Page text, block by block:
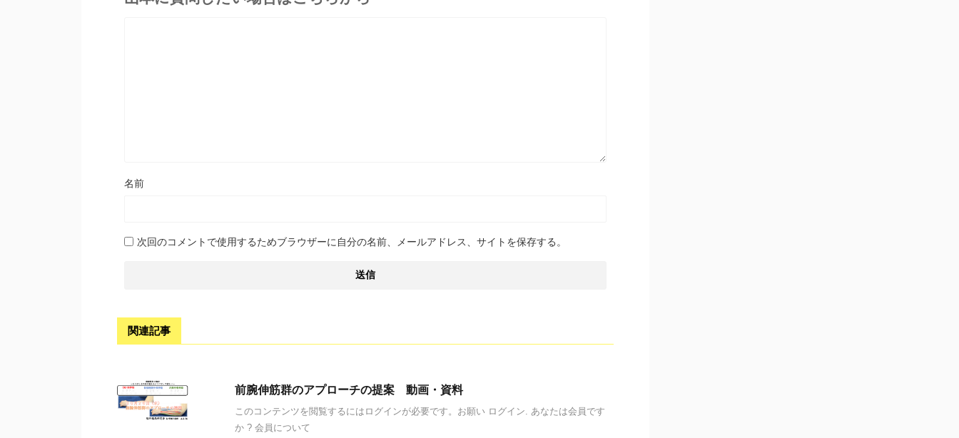
名前
次回のコメントで使用するためブラウザーに自分の名前、メールアドレス、サイトを保存する。
関連記事
前腕伸筋群のアプローチの提案 動画・資料
このコンテンツを閲覧するにはログインが必要です。お願い ログイン. あなたは会員です
か ? 会員について